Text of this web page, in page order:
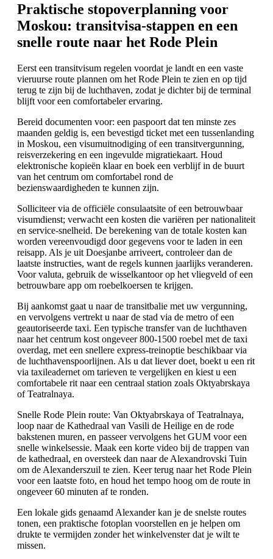
Praktische stopoverplanning voor
Moskou: transitvisa-stappen en een
snelle route naar het Rode Plein
Eerst een transitvisum regelen voordat je landt en een vaste
vieruurse route plannen om het Rode Plein te zien en op tijd
terug te zijn bij de luchthaven, zodat je dichter bij de terminal
blijft voor een comfortabeler ervaring.
Bereid documenten voor: een paspoort dat ten minste zes
maanden geldig is, een bevestigd ticket met een tussenlanding
in Moskou, een visumuitnodiging of een transitvergunning,
reisverzekering en een ingevulde migratiekaart. Houd
elektronische kopieën klaar en boek een verblijf in de buurt
van het centrum om comfortabel rond de
bezienswaardigheden te kunnen zijn.
Solliciteer via de officiële consulaatsite of een betrouwbaar
visumdienst; verwacht een kosten die variëren per nationaliteit
en service-snelheid. De berekening van de totale kosten kan
worden vereenvoudigd door gegevens voor te laden in een
reisapp. Als je uit Doesjanbe arriveert, controleer dan de
laatste instructies, want de regels kunnen jaarlijks veranderen.
Voor valuta, gebruik de wisselkantoor op het vliegveld of een
betrouwbare app om roebelkoersen te krijgen.
Bij aankomst gaat u naar de transitbalie met uw vergunning,
en vervolgens vertrekt u naar de stad via de metro of een
geautoriseerde taxi. Een typische transfer van de luchthaven
naar het centrum kost ongeveer 800-1500 roebel met de taxi
overdag, met een snellere express-treinoptie beschikbaar via
de luchthavenspoorlijnen. Als u dat liever doet, boekt u een rit
via taxileadernet om tarieven te vergelijken en kiest u een
comfortabele rit naar een centraal station zoals Oktyabrskaya
of Teatralnaya.
Snelle Rode Plein route: Van Oktyabrskaya of Teatralnaya,
loop naar de Kathedraal van Vasili de Heilige en de rode
bakstenen muren, en passeer vervolgens het GUM voor een
snelle winkelsessie. Maak een korte video bij de trappen van
de kathedraal, en oversteek dan naar de Alexandrovski Tuin
om de Alexanderszuil te zien. Keer terug naar het Rode Plein
voor een laatste foto, en houd het tempo hoog om de route in
ongeveer 60 minuten af te ronden.
Een lokale gids genaamd Alexander kan je de snelste routes
tonen, een praktische fotoplan voorstellen en je helpen om
drukte te vermijden zonder het winkelvenster dat je wilt te
missen.